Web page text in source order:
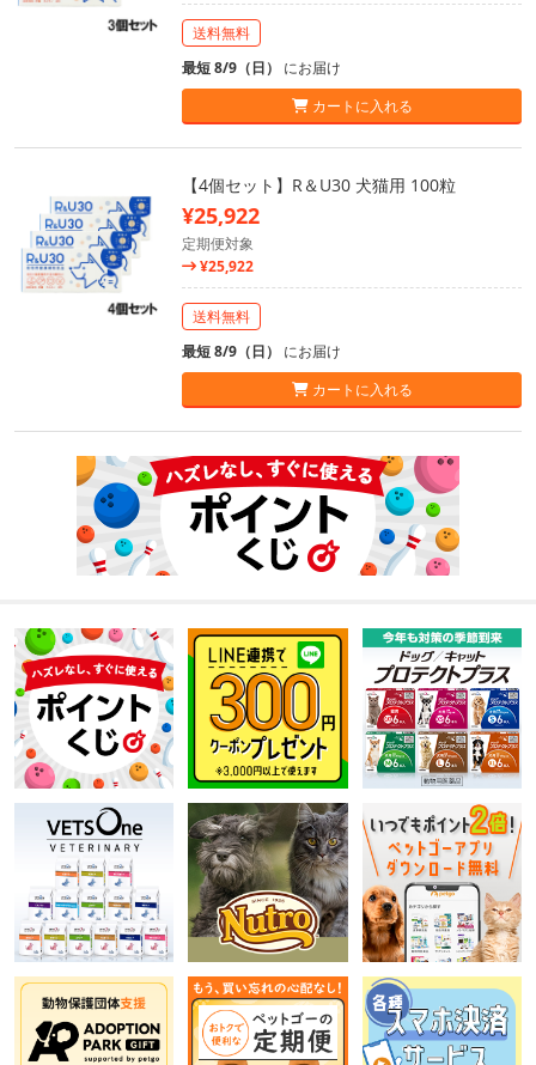
送料無料
最短 8/9（日） にお届け
カートに入れる
【4個セット】R＆U30 犬猫用 100粒
¥25,922
定期便対象
¥25,922
送料無料
最短 8/9（日） にお届け
カートに入れる